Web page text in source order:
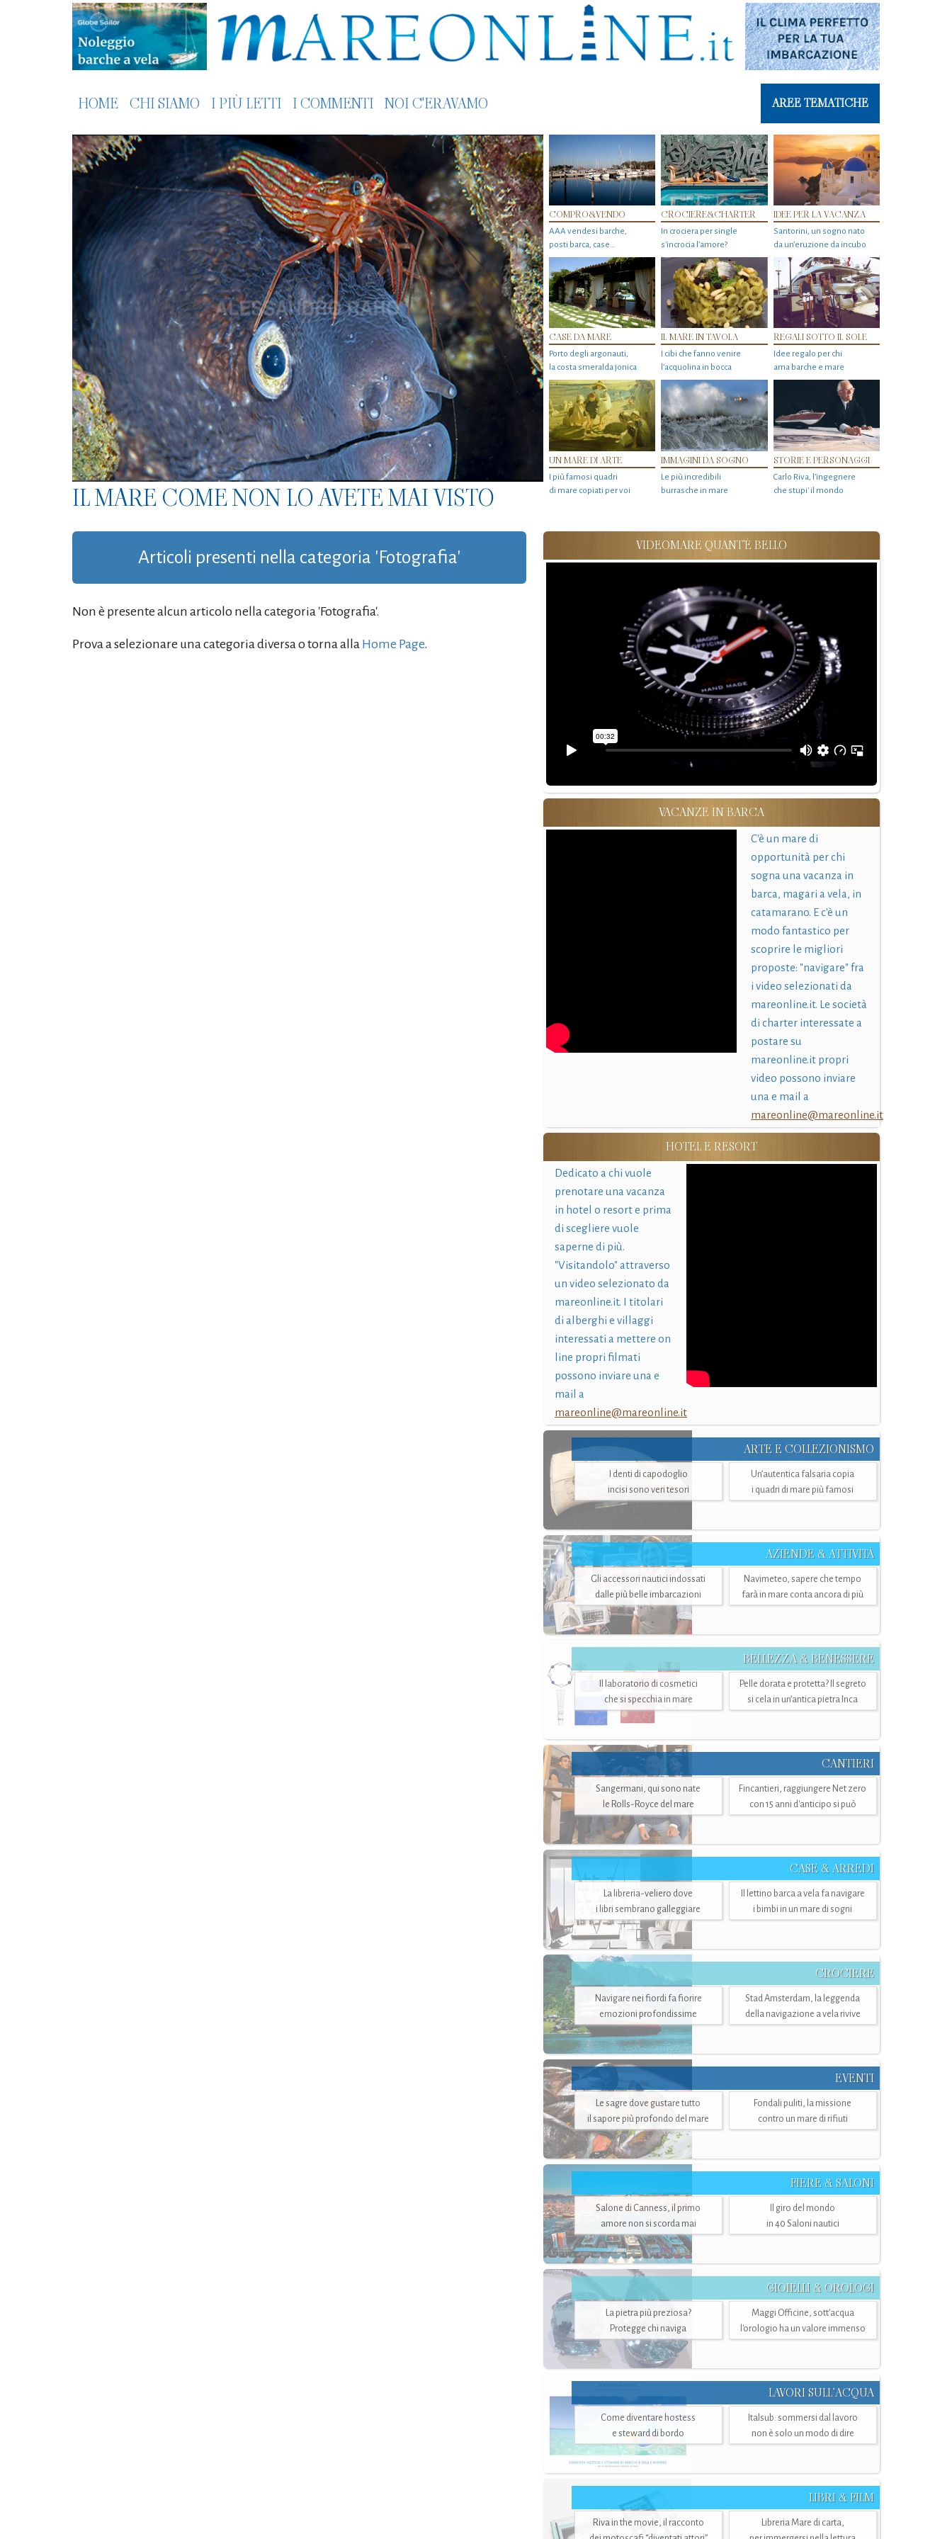
HOME CHI SIAMO I PIÙ LETTI I COMMENTI NOI C'ERAVAMO AREE TEMATICHE
IL MARE COME NON LO AVETE MAI VISTO
COMPRO&VENDO
AAA vendesi barche,
posti barca, case…
CROCIERE&CHARTER
In crociera per single
s'incrocia l’amore?
IDEE PER LA VACANZA
Santorini, un sogno nato
da un’eruzione da incubo
CASE DA MARE
Porto degli argonauti,
la costa smeralda jonica
IL MARE IN TAVOLA
I cibi che fanno venire
l’acquolina in bocca
REGALI SOTTO IL SOLE
Idee regalo per chi
ama barche e mare
UN MARE DI ARTE
I più famosi quadri
di mare copiati per voi
IMMAGINI DA SOGNO
Le più incredibili
burrasche in mare
STORIE E PERSONAGGI
Carlo Riva, l’ingegnere
che stupi' il mondo
Articoli presenti nella categoria 'Fotografia'
Non è presente alcun articolo nella categoria 'Fotografia'.
Prova a selezionare una categoria diversa o torna alla Home Page.
VIDEOMARE QUANT'È BELLO
VACANZE IN BARCA
C'è un mare di
opportunità per chi
sogna una vacanza in
barca, magari a vela, in
catamarano. E c'è un
modo fantastico per
scoprire le migliori
proposte: "navigare" fra
i video selezionati da
mareonline.it. Le società
di charter interessate a
postare su
mareonline.it propri
video possono inviare
una e mail a
mareonline@mareonline.it
HOTEL E RESORT
Dedicato a chi vuole
prenotare una vacanza
in hotel o resort e prima
di scegliere vuole
saperne di più.
"Visitandolo" attraverso
un video selezionato da
mareonline.it. I titolari
di alberghi e villaggi
interessati a mettere on
line propri filmati
possono inviare una e
mail a
mareonline@mareonline.it
ARTE E COLLEZIONISMO
I denti di capodoglio
incisi sono veri tesori
Un’autentica falsaria copia
i quadri di mare più famosi
AZIENDE & ATTIVITÀ
Gli accessori nautici indossati
dalle più belle imbarcazioni
Navimeteo, sapere che tempo
farà in mare conta ancora di più
BELLEZZA & BENESSERE
Il laboratorio di cosmetici
che si specchia in mare
Pelle dorata e protetta? Il segreto
si cela in un’antica pietra Inca
CANTIERI
Sangermani, qui sono nate
le Rolls-Royce del mare
Fincantieri, raggiungere Net zero
con 15 anni d'anticipo si può
CASE & ARREDI
La libreria-veliero dove
i libri sembrano galleggiare
Il lettino barca a vela fa navigare
i bimbi in un mare di sogni
CROCIERE
Navigare nei fiordi fa fiorire
emozioni profondissime
Stad Amsterdam, la leggenda
della navigazione a vela rivive
EVENTI
Le sagre dove gustare tutto
il sapore più profondo del mare
Fondali puliti, la missione
contro un mare di rifiuti
FIERE & SALONI
Salone di Canness, il primo
amore non si scorda mai
Il giro del mondo
in 40 Saloni nautici
GIOIELLI & OROLOGI
La pietra più preziosa?
Protegge chi naviga
Maggi Officine, sott’acqua
l'orologio ha un valore immenso
LAVORI SULL’ACQUA
Come diventare hostess
e steward di bordo
Italsub: sommersi dal lavoro
non è solo un modo di dire
LIBRI & FILM
Riva in the movie, il racconto
Libreria Mare di carta,